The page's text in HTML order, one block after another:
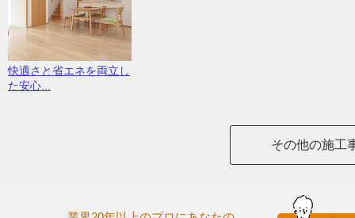
快適さと省エネを両立し
た安心...
その他の施工